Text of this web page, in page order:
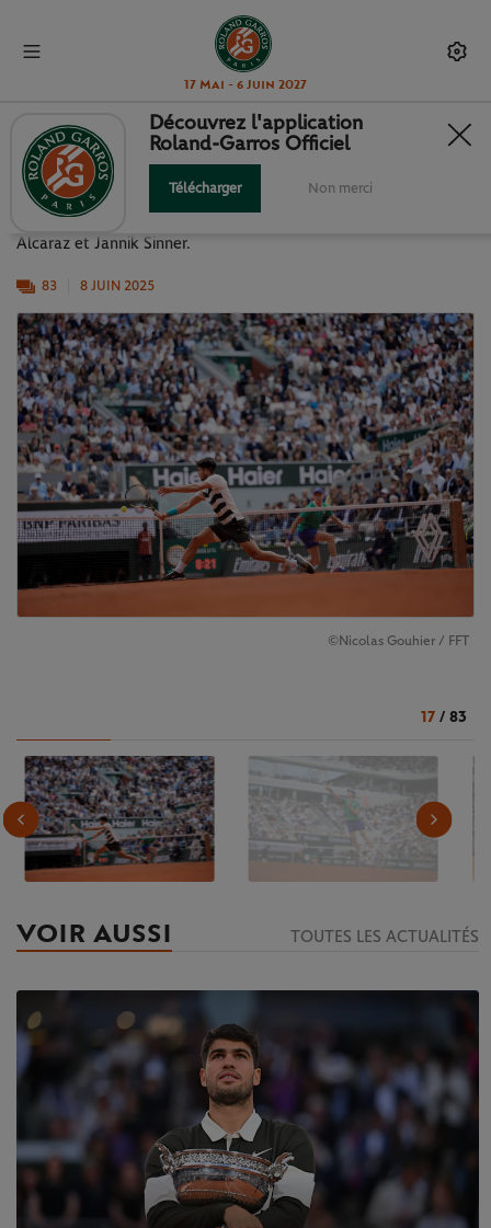
17 Mai - 6 Juin 2027
LA FINALE MESSIEURS EN IMAGES
Alcaraz et Jannik Sinner.
83 8 JUIN 2025
©Nicolas Gouhier / FFT
17 / 83
VOIR AUSSI TOUTES LES ACTUALITÉS
Découvrez l'application
Roland-Garros Officiel
Télécharger Non merci